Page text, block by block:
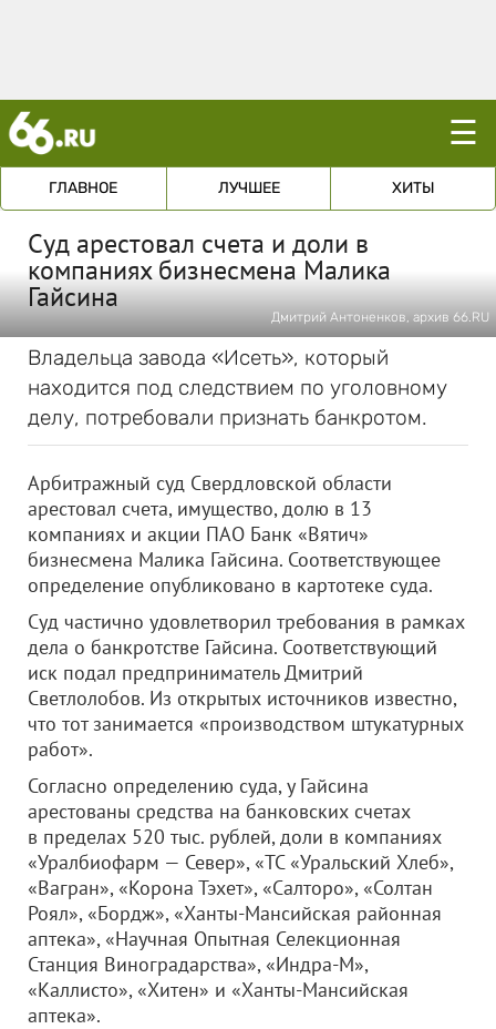
☰
ГЛАВНОЕ ЛУЧШЕЕ ХИТЫ
Суд арестовал счета и доли в
компаниях бизнесмена Малика
Гайсина
Дмитрий Антоненков, архив 66.RU
Владельца завода «Исеть», который
находится под следствием по уголовному
делу, потребовали признать банкротом.
Арбитражный суд Свердловской области
арестовал счета, имущество, долю в 13
компаниях и акции ПАО Банк «Вятич»
бизнесмена Малика Гайсина. Соответствующее
определение опубликовано в картотеке суда.
Суд частично удовлетворил требования в рамках
дела о банкротстве Гайсина. Соответствующий
иск подал предприниматель Дмитрий
Светлолобов. Из открытых источников известно,
что тот занимается «производством штукатурных
работ».
Согласно определению суда, у Гайсина
арестованы средства на банковских счетах
в пределах 520 тыс. рублей, доли в компаниях
«Уралбиофарм — Север», «ТС «Уральский Хлеб»,
«Вагран», «Корона Тэхет», «Салторо», «Солтан
Роял», «Бордж», «Ханты-Мансийская районная
аптека», «Научная Опытная Селекционная
Станция Виноградарства», «Индра-М»,
«Каллисто», «Хитен» и «Ханты-Мансийская
аптека».